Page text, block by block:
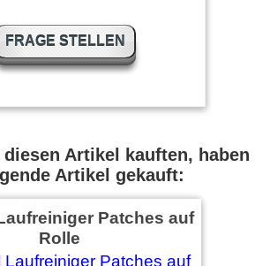
FRAGE STELLEN
Artikel kauften, haben
Artikel gekauft:
Patches auf
Rolle